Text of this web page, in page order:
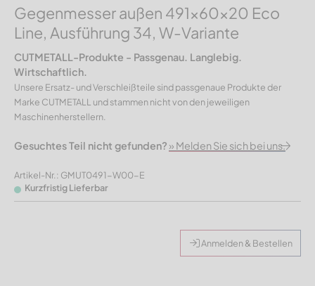
Gegenmesser außen 491x60x20 Eco
Line, Ausführung 34, W-Variante
CUTMETALL-Produkte - Passgenau. Langlebig.
Wirtschaftlich.
Unsere Ersatz- und Verschleißteile sind passgenaue Produkte der
Marke CUTMETALL und stammen nicht von den jeweiligen
Maschinenherstellern.
Gesuchtes Teil nicht gefunden? » Melden Sie sich bei uns.
Artikel-Nr.: GMUT0491-W00-E
Kurzfristig Lieferbar
Anmelden & Bestellen